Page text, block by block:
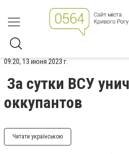
09:20, 13 июня 2023 г.
За сутки ВСУ
оккупантов
Читати українською